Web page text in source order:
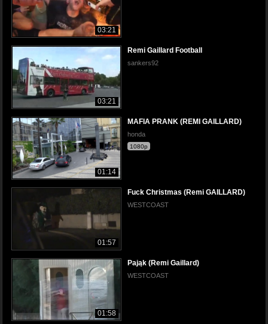
03:21
03:21
Remi Gaillard Football
sankers92
01:14
MAFIA PRANK (REMI GAILLARD)
honda
1080p
01:57
Fuck Christmas (Remi GAILLARD)
WESTCOAST
01:58
Pająk (Remi Gaillard)
WESTCOAST